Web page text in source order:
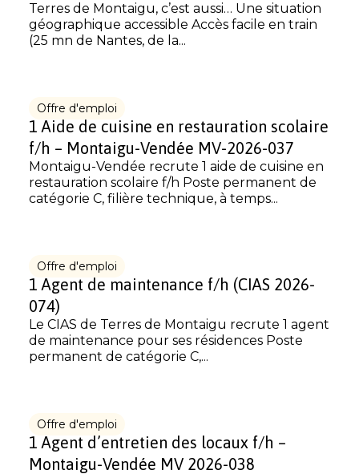
Terres de Montaigu, c’est aussi… Une situation
géographique accessible Accès facile en train
(25 mn de Nantes, de la...
Offre d'emploi
1 Aide de cuisine en restauration scolaire
f/h – Montaigu-Vendée MV-2026-037
Montaigu-Vendée recrute 1 aide de cuisine en
restauration scolaire f/h Poste permanent de
catégorie C, filière technique, à temps...
Offre d'emploi
1 Agent de maintenance f/h (CIAS 2026-
074)
Le CIAS de Terres de Montaigu recrute 1 agent
de maintenance pour ses résidences Poste
permanent de catégorie C,...
Offre d'emploi
1 Agent d’entretien des locaux f/h –
Montaigu-Vendée MV 2026-038